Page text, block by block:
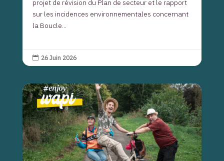
projet de révision du Plan de secteur et le rapport
sur les incidences environnementales concernant
la Boucle...
 26 Juin 2026